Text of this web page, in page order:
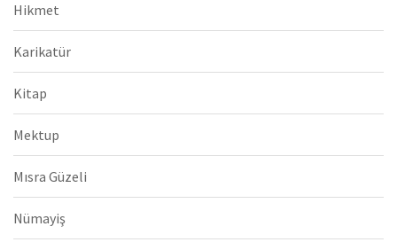
Hikmet
Karikatür
Kitap
Mektup
Mısra Güzeli
Nümayiş